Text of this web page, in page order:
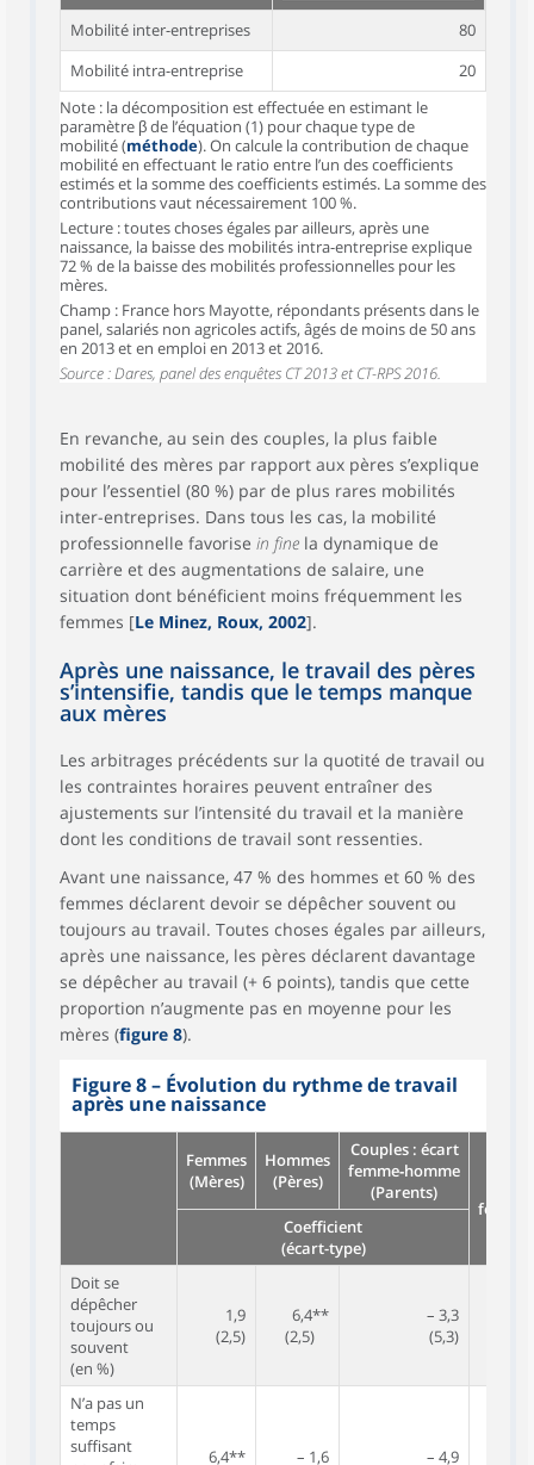
Mobilité inter-entreprises
80
Mobilité intra-entreprise
20
Note : la décomposition est effectuée en estimant le
paramètre β de l’équation (1) pour chaque type de
mobilité (méthode). On calcule la contribution de chaque
mobilité en effectuant le ratio entre l’un des coefficients
estimés et la somme des coefficients estimés. La somme des
contributions vaut nécessairement 100 %.
Lecture : toutes choses égales par ailleurs, après une
naissance, la baisse des mobilités intra-entreprise explique
72 % de la baisse des mobilités professionnelles pour les
mères.
Champ : France hors Mayotte, répondants présents dans le
panel, salariés non agricoles actifs, âgés de moins de 50 ans
en 2013 et en emploi en 2013 et 2016.
Source : Dares, panel des enquêtes CT 2013 et CT-RPS 2016.
En revanche, au sein des couples, la plus faible
mobilité des mères par rapport aux pères s’explique
pour l’essentiel (80 %) par de plus rares mobilités
inter-entreprises. Dans tous les cas, la mobilité
professionnelle favorise in fine la dynamique de
carrière et des augmentations de salaire, une
situation dont bénéficient moins fréquemment les
femmes [Le Minez, Roux, 2002].
Après une naissance, le travail des pères
s’intensifie, tandis que le temps manque
aux mères
Les arbitrages précédents sur la quotité de travail ou
les contraintes horaires peuvent entraîner des
ajustements sur l’intensité du travail et la manière
dont les conditions de travail sont ressenties.
Avant une naissance, 47 % des hommes et 60 % des
femmes déclarent devoir se dépêcher souvent ou
toujours au travail. Toutes choses égales par ailleurs,
après une naissance, les pères déclarent davantage
se dépêcher au travail (+ 6 points), tandis que cette
proportion n’augmente pas en moyenne pour les
mères (figure 8).
Figure 8 – Évolution du rythme de travail
après une naissance
Femmes
(Mères)
Hommes
(Pères)
Couples : écart
femme‑homme
(Parents)
Coefficient
(écart-type)
Doit se
dépêcher
toujours ou
souvent
(en %)
1,9
(2,5)
6,4**
(2,5)
– 3,3
(5,3)
N’a pas un
temps
suffisant
6,4** – 1,6 – 4,9